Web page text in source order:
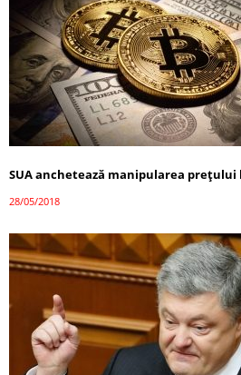
SUA anchetează manipularea prețului
28/05/2018